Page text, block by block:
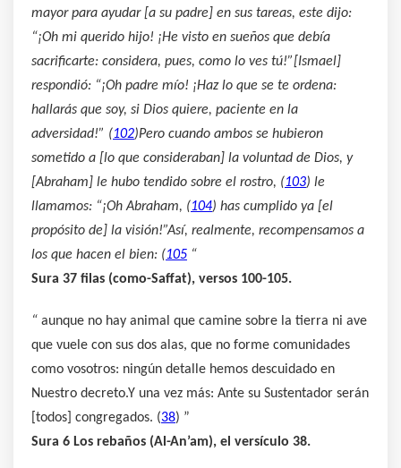
mayor para ayudar [a su padre] en sus tareas, este dijo:
“¡Oh mi querido hijo! ¡He visto en sueños que debía
sacrificarte: considera, pues, como lo ves tú!”[Ismael]
respondió: “¡Oh padre mío! ¡Haz lo que se te ordena:
hallarás que soy, si Dios quiere, paciente en la
adversidad!” (102)Pero cuando ambos se hubieron
sometido a [lo que consideraban] la voluntad de Dios, y
[Abraham] le hubo tendido sobre el rostro, (103) le
llamamos: “¡Oh Abraham, (104) has cumplido ya [el
propósito de] la visión!”Así, realmente, recompensamos a
los que hacen el bien: (105 “
Sura 37 filas (como-Saffat), versos 100-105.
“ aunque no hay animal que camine sobre la tierra ni ave
que vuele con sus dos alas, que no forme comunidades
como vosotros: ningún detalle hemos descuidado en
Nuestro decreto.Y una vez más: Ante su Sustentador serán
[todos] congregados. (38) ”
Sura 6 Los rebaños (Al-An’am), el versículo 38.